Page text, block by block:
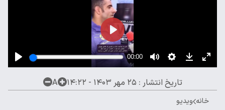
تاریخ انتشار : ۲۵ مهر ۱۴۰۳ - ۱۴:۲۲ A
خانه ویدیو